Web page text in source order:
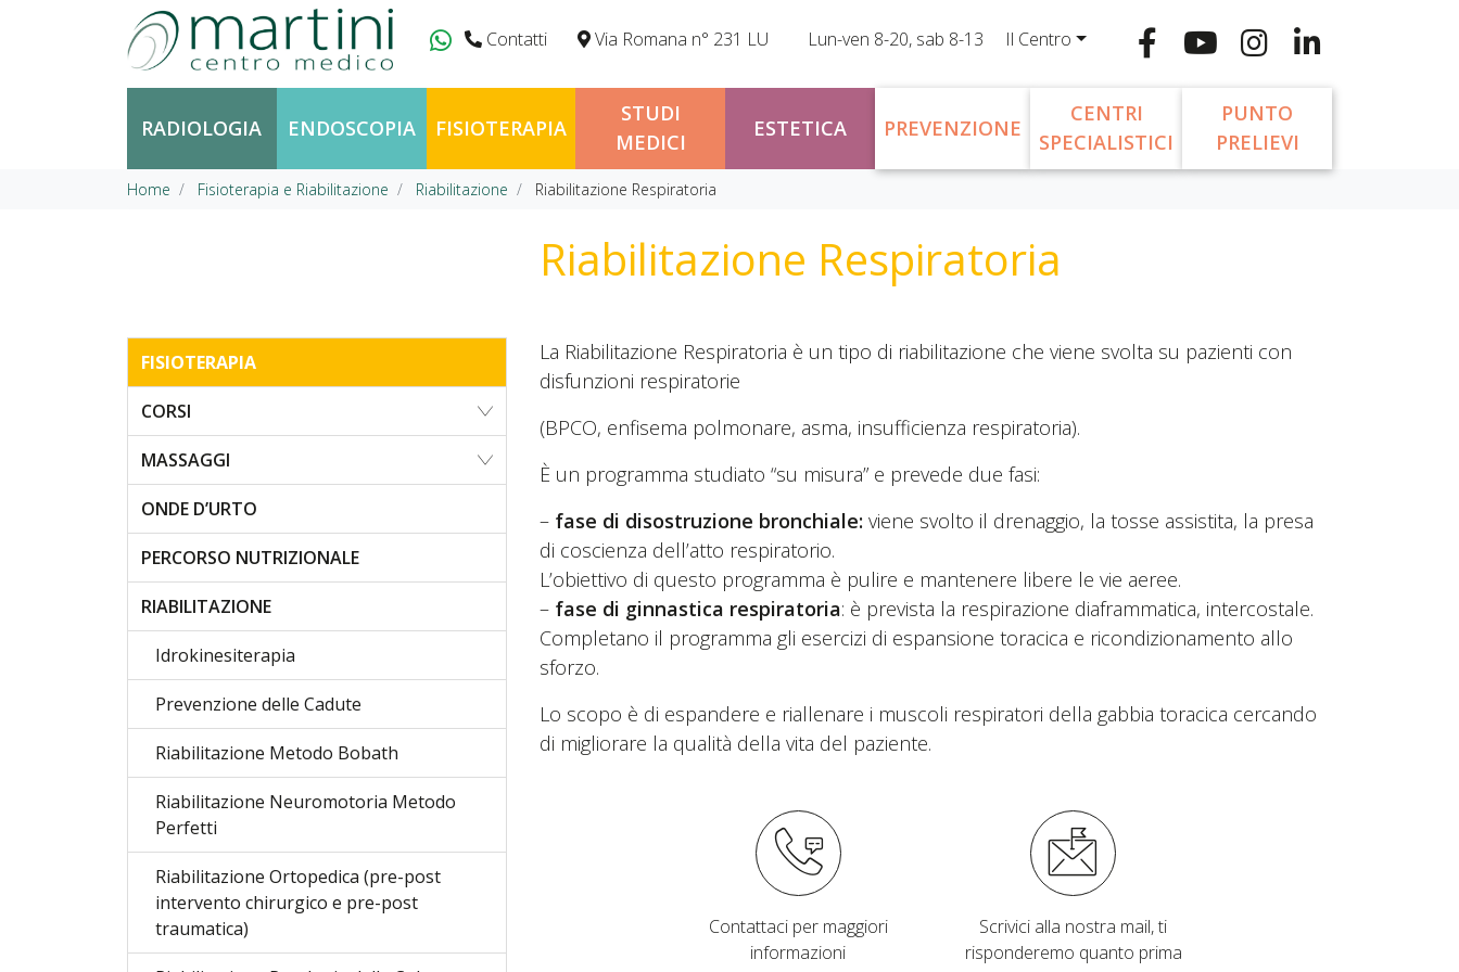
Vai al contenuto
Contatti Via Romana n° 231 LU Lun-ven 8-20, sab 8-13 Il Centro
RADIOLOGIA ENDOSCOPIA FISIOTERAPIA
STUDI
MEDICI
ESTETICA PREVENZIONE
CENTRI
SPECIALISTICI
PUNTO
PRELIEVI
Home Fisioterapia e Riabilitazione Riabilitazione Riabilitazione Respiratoria
FISIOTERAPIA
CORSI
MASSAGGI
ONDE D’URTO
PERCORSO NUTRIZIONALE
RIABILITAZIONE
Idrokinesiterapia
Prevenzione delle Cadute
Riabilitazione Metodo Bobath
Riabilitazione Neuromotoria Metodo
Perfetti
Riabilitazione Ortopedica (pre-post
intervento chirurgico e pre-post
traumatica)
Riabilitazione Respiratoria
La Riabilitazione Respiratoria è un tipo di riabilitazione che viene svolta su pazienti con
disfunzioni respiratorie
(BPCO, enfisema polmonare, asma, insufficienza respiratoria).
È un programma studiato “su misura” e prevede due fasi:
– fase di disostruzione bronchiale: viene svolto il drenaggio, la tosse assistita, la presa
di coscienza dell’atto respiratorio.
L’obiettivo di questo programma è pulire e mantenere libere le vie aeree.
– fase di ginnastica respiratoria: è prevista la respirazione diaframmatica, intercostale.
Completano il programma gli esercizi di espansione toracica e ricondizionamento allo
sforzo.
Lo scopo è di espandere e riallenare i muscoli respiratori della gabbia toracica cercando
di migliorare la qualità della vita del paziente.
Contattaci per maggiori
informazioni
Scrivici alla nostra mail, ti
risponderemo quanto prima